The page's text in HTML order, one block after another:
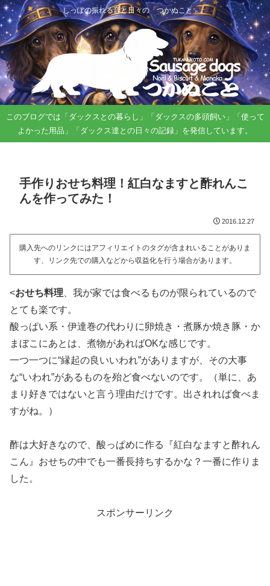
しっぽの振れる音と日々の「つかぬこと」。
このブログでは「ダックスとの暮らし」「ダックスの多頭飼い」「使って
よかった用品」「ダックス達との日々の記録」を発信しています。
手作りおせち料理！紅白なますと酢れんこ
んを作ってみた！
2016.12.27
購入先へのリンクにはアフィリエイトのタグが含まれいることがありま
す、リンク先での購入などから収益化を行う場合があります。
<おせち料理 、我が家では食べるものが限られているので
とても楽です。
酸っぱい系・伊達巻の代わりに卵焼き・煮豚か焼き豚・か
まぼこにあとは、煮物があればOKな感じです。
一つ一つに“縁起の良いいわれ”がありますが、その大事
な“いわれ”があるものを殆ど食べないのです。（単に、あ
まり好きではないと言う理由だけです。出されれば食べま
すがね。）
酢は大好きなので、酸っぱめに作る『紅白なますと酢れん
こん』おせちの中でも一番長持ちするかな？一番に作りま
した。
スポンサーリンク